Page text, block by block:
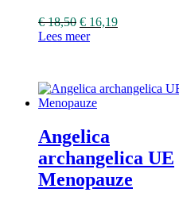
€18,50 € 16,19
Lees meer
Angelica
archangelica UE
Menopauze